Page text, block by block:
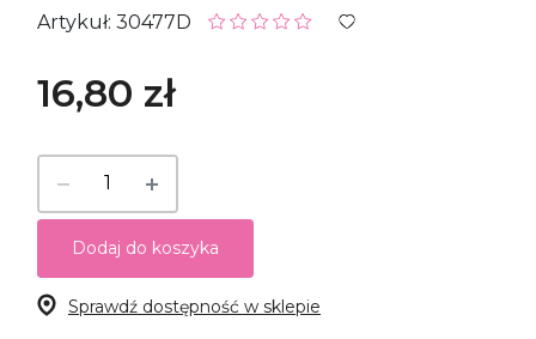
Artykuł: 30477D
16,80 zł
Dodaj do koszyka
Sprawdź dostępność w sklepie